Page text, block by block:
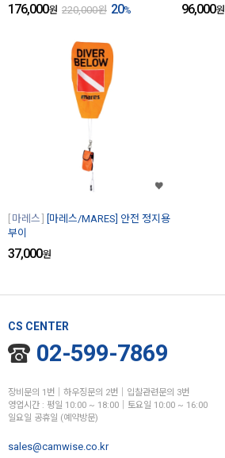
176,000원 220,000원 20% 96,000원
마레스
[마레스/MARES] 안전 정지용
부이
37,000원
CS CENTER
02-599-7869
장비문의 1번│하우징문의 2번│입찰관련문의 3번
영업시간 : 평일 10:00 ~ 18:00│토요일 10:00 ~ 16:00
일요일 공휴일 (예약방문)
sales@camwise.co.kr